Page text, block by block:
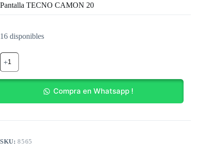
Pantalla TECNO CAMON 20
16 disponibles
Pantalla
TECNO
CAMON
20
Compra en Whatsapp !
SKU:8565